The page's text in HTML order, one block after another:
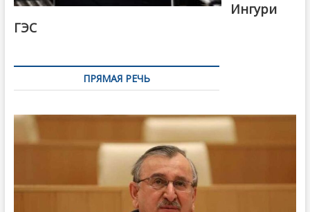
Ингури
ГЭС
ПРЯМАЯ РЕЧЬ